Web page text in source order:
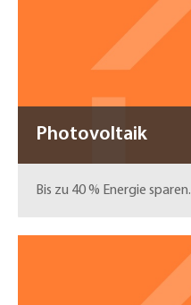
Photovoltaik
Bis zu 40 % Energie sparen.